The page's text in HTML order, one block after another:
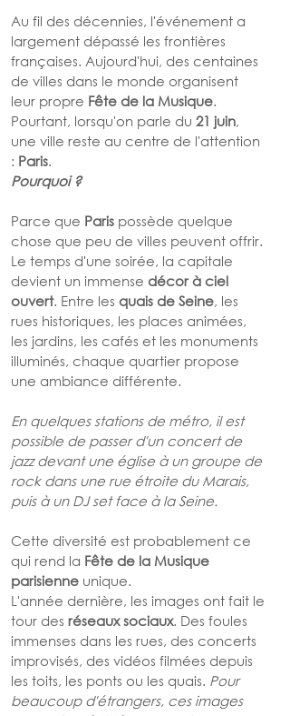
Au fil des décennies, l'événement a
largement dépassé les frontières
françaises. Aujourd'hui, des centaines
de villes dans le monde organisent
leur propre Fête de la Musique.
Pourtant, lorsqu'on parle du 21 juin,
une ville reste au centre de l'attention
: Paris.
Pourquoi ?
Parce que Paris possède quelque
chose que peu de villes peuvent offrir.
Le temps d'une soirée, la capitale
devient un immense décor à ciel
ouvert. Entre les quais de Seine, les
rues historiques, les places animées,
les jardins, les cafés et les monuments
illuminés, chaque quartier propose
une ambiance différente.
En quelques stations de métro, il est
possible de passer d'un concert de
jazz devant une église à un groupe de
rock dans une rue étroite du Marais,
puis à un DJ set face à la Seine.
Cette diversité est probablement ce
qui rend la Fête de la Musique
parisienne unique.
L'année dernière, les images ont fait le
tour des réseaux sociaux. Des foules
immenses dans les rues, des concerts
improvisés, des vidéos filmées depuis
les toits, les ponts ou les quais. Pour
beaucoup d'étrangers, ces images